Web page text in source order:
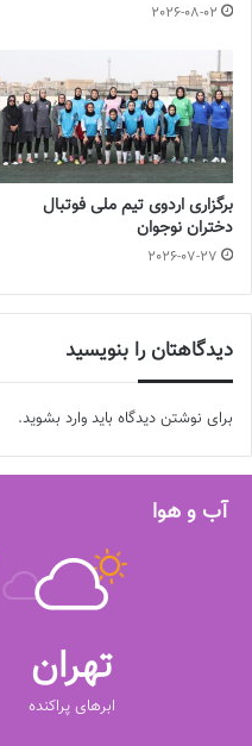
2026-08-02
برگزاری اردوی تیم ملی فوتبال
دختران نوجوان
2026-07-27
دیدگاهتان را بنویسید
برای نوشتن دیدگاه باید وارد بشوید.
آب و هوا
تهران
ابرهای پراکنده